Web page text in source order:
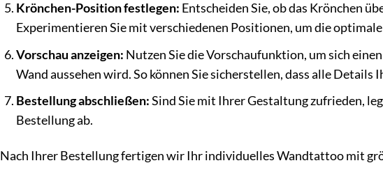
Krönchen-Position festlegen: Entscheiden Sie, ob das Krönchen
Experimentieren Sie mit verschiedenen Positionen, um die
Vorschau anzeigen: Nutzen Sie die Vorschaufunktion, um sich
Wand aussehen wird. So können Sie sicherstellen, dass alle Details
Bestellung abschließen:Sind Sie mit Ihrer Gestaltung zufrieden,
Bestellung ab.
Nach Ihrer Bestellung fertigen wir Ihr individuelles Wandtattoo mit